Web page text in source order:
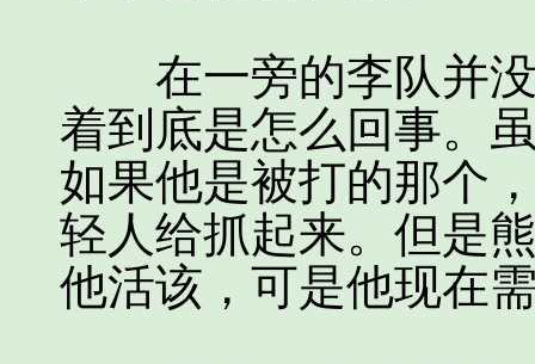
在一旁的李队并没
着到底是怎么回事。
如果他是被打的那个
轻人给抓起来。但是
他活该，可是他现在